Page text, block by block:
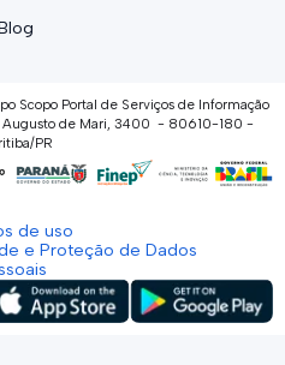
Scopo Portal de Serviços de Informação
de Mari, 3400 - 80610-180 -
PR
de uso
e Proteção de Dados